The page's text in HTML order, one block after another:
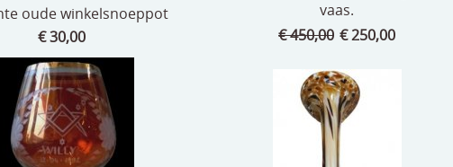
oude winkelsnoeppot
€ 30,00
vaas.
€ 450,00 € 250,00